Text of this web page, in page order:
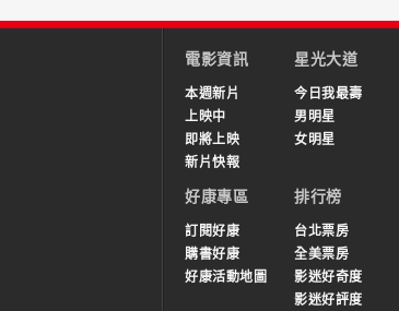
電影資訊
本週新片
上映中
即將上映
新片快報
星光大道
今日我最壽
男明星
女明星
好康專區
訂閱好康
購書好康
好康活動地圖
排行榜
台北票房
全美票房
影迷好奇度
影迷好評度